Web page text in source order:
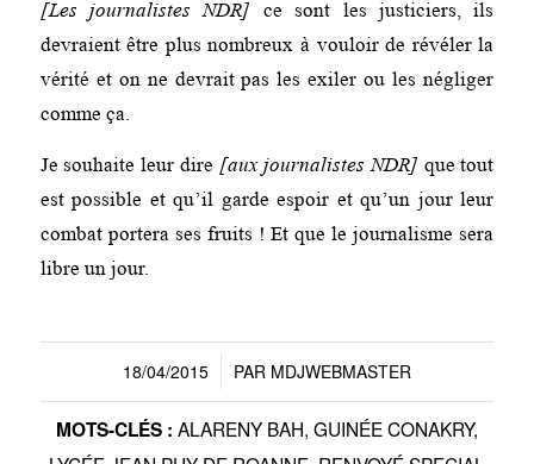
[Les journalistes NDR] ce sont les justiciers, ils
devraient être plus nombreux à vouloir de révéler la
vérité et on ne devrait pas les exiler ou les négliger
comme ça.
Je souhaite leur dire [aux journalistes NDR] que tout
est possible et qu’il garde espoir et qu’un jour leur
combat portera ses fruits ! Et que le journalisme sera
libre un jour.
18/04/2015
/ PAR MDJWEBMASTER
MOTS-CLÉS : ALARENY BAH, GUINÉE CONAKRY,